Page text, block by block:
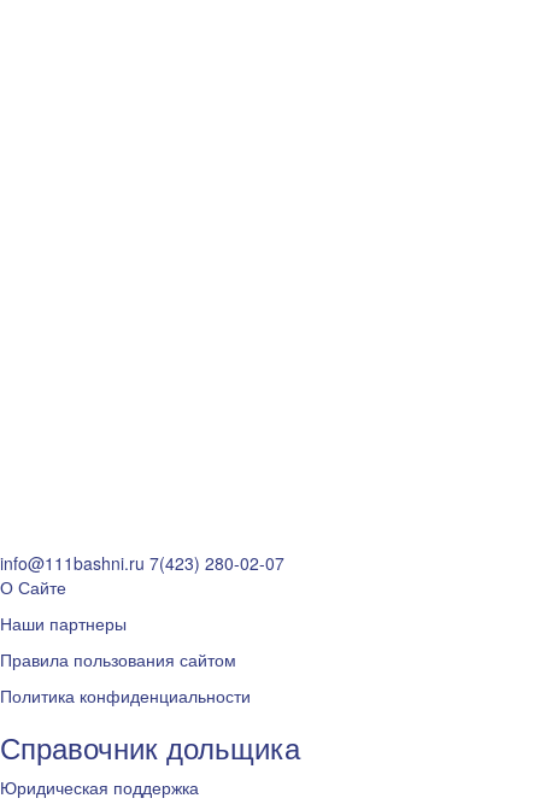
info@111bashni.ru 7(423) 280-02-07
О Сайте
Наши партнеры
Правила пользования сайтом
Политика конфиденциальности
Справочник дольщика
Юридическая поддержка